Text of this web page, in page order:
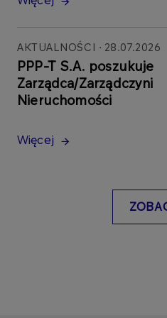
AKTUALNOŚCI 28.07.2026
PPP-T S.A. poszukuje
Zarządca/Zarządczyni
Nieruchomości
Więcej